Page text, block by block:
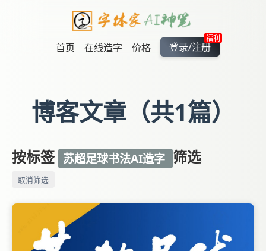
首页 在线造字 价格
福利
登录/注册
博客文章（共1篇）
按标签 苏超足球书法AI造字 筛选
取消筛选